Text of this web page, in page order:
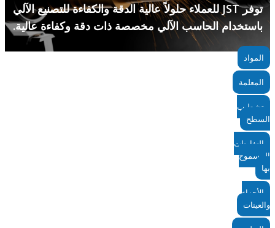
توفر JST للعملاء حلولاً عالية الدقة والكفاءة للتصنيع الآلي
باستخدام الحاسب الآلي مخصصة ذات دقة وكفاءة عالية.
المواد
المعلمة
تشطيب
السطح
التفاوتات
المسموح
بها
الأجزاء
والعينات